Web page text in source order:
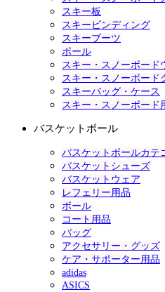
スキー板
スキービンディング
スキーブーツ
ポール
スキー・スノーボード
スキー・スノーボード
スキーバッグ・ケース
スキー・スノーボード
バスケットボール
バスケットボールカテ
バスケットシューズ
バスケットウェア
レフェリー用品
ボール
コート用品
バッグ
アクセサリー・グッズ
ケア・サポーター用品
adidas
ASICS